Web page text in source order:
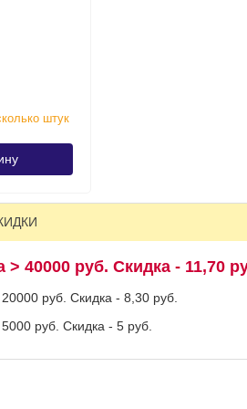
штук
> 40000 руб. Скидка - 11,70
руб. Скидка - 8,30 руб.
руб. Скидка - 5 руб.